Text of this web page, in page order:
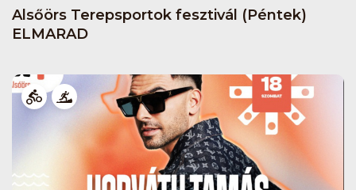
Alsőörs Terepsportok fesztivál (Péntek)
ELMARAD